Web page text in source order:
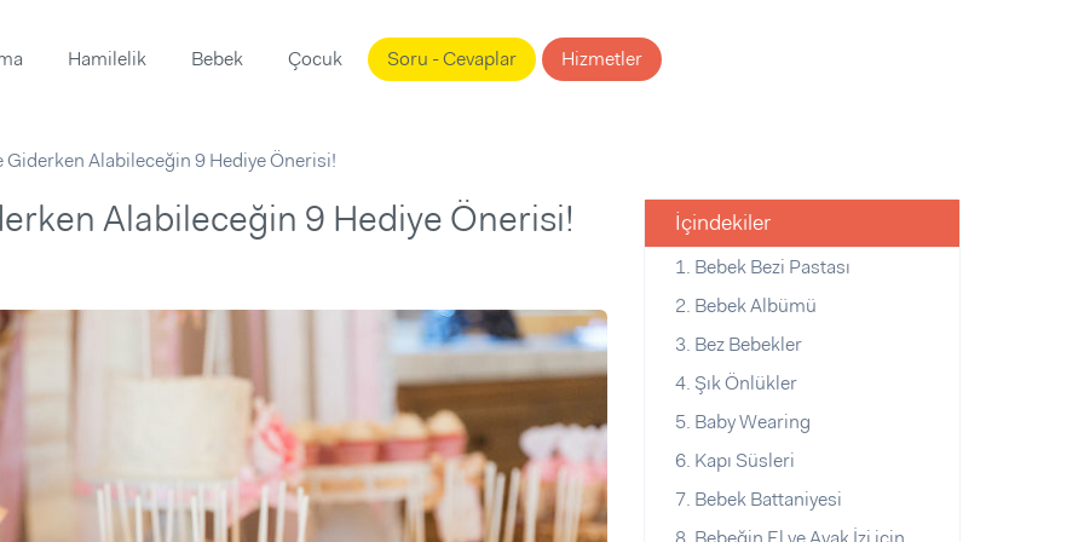
Hamilelik Bebek Çocuk Soru - Cevaplar Hizmetler
Alabileceğin 9 Hediye Önerisi!
Alabileceğin 9 Hediye Önerisi! İçindekiler
1. Bebek Bezi Pastası
2. Bebek Albümü
3. Bez Bebekler
4. Şık Önlükler
5. Baby Wearing
6. Kapı Süsleri
7. Bebek Battaniyesi